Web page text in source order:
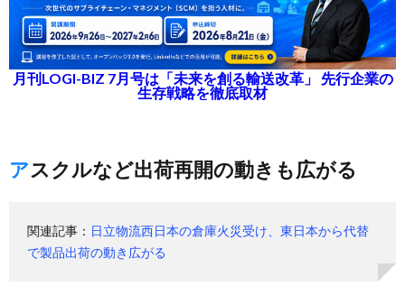
月刊LOGI-BIZ 7月号は「未来を創る輸送改革」 先行企業の
生存戦略を徹底取材
アスクルなど出荷再開の動きも広がる
関連記事： 日立物流西日本の倉庫火災受け、東日本から代替
で製品出荷の動き広がる